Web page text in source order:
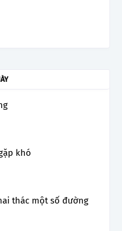
khó
thác một số đường